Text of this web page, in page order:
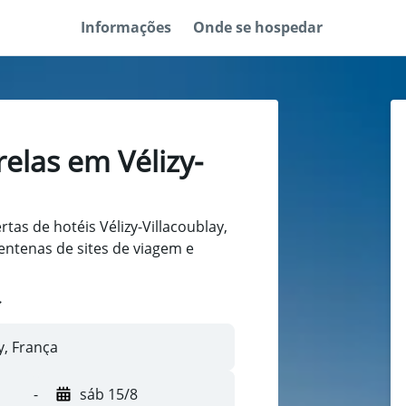
Informações Onde se hospedar
em Vélizy-
de hotéis Vélizy-Villacoublay,
de sites de viagem e
- sáb 15/8